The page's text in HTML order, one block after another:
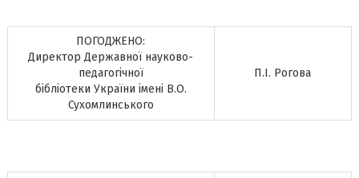
ПОГОДЖЕНО:
Директор Державної науково-
педагогічної
бібліотеки України імені В.О.
Сухомлинського
П.І. Рогова